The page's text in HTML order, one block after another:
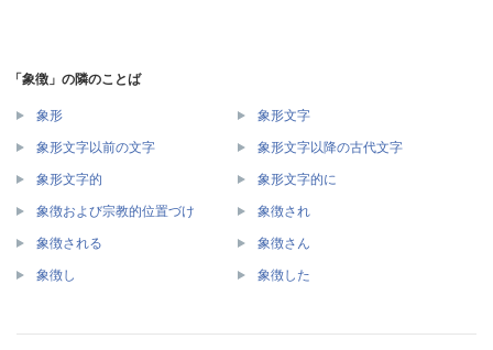
「象徴」の隣のことば
象形 象形文字
象形文字以前の文字 象形文字以降の古代文字
象形文字的 象形文字的に
象徴および宗教的位置づけ 象徴され
象徴される 象徴さん
象徴し 象徴した